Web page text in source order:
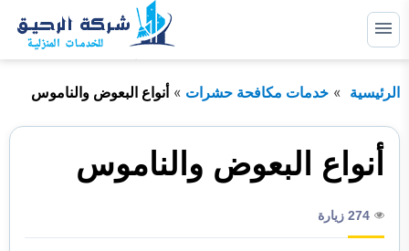
التجاوز
إلى القائمة
عن:
ابحث
خدمات صيانة
خدمات عزل
خدمات مكافحة حشرات
الرئيسية خدمات مكافحة حشرات أنواع البعوض والناموس
أنواع البعوض والناموس
274 زيارة